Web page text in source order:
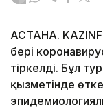
АСТАНА.
бері
тіркелді. Бұл
қызметінде